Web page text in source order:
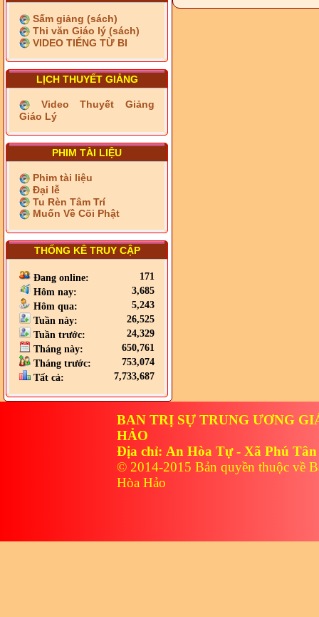
Sấm giảng (sách)
Thi văn Giáo lý (sách)
VIDEO TIẾNG TỪ BI
LỊCH THUYẾT GIẢNG
Video Thuyết Giảng
Giáo Lý
PHIM TÀI LIỆU
Phim tài liệu
Đại lễ
Tu Rèn Tâm Trí
Muốn Về Cõi Phật
THỐNG KÊ TRUY CẬP
Đang online:
171
Hôm nay:
3,685
Hôm qua:
5,243
Tuần này:
26,525
Tuần trước:
24,329
Tháng này:
650,761
Tháng trước:
753,074
Tất cả:
7,733,687
BAN TRỊ SỰ TRUNG ƯƠNG
HẢO
Địa chỉ: An Hòa Tự - Xã Phú
© 2014-2015 Bản quyền thuộc về
Hòa Hảo